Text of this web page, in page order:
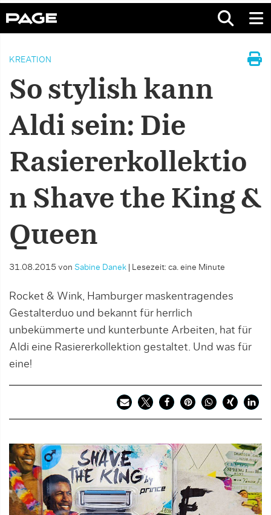
KREATION
So stylish kann
Aldi sein: Die
Rasiererkollektio
n Shave the King &
Queen
31.08.2015 von Sabine Danek Lesezeit: ca. eine Minute
Rocket & Wink, Hamburger maskentragendes
Gestalterduo und bekannt für herrlich
unbekümmerte und kunterbunte Arbeiten, hat für
Aldi eine Rasiererkollektion gestaltet. Und was für
eine!